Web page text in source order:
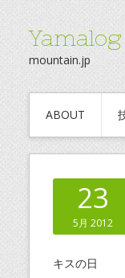
Yamalog
mountain.jp
ABOUT
23
5月 2012
キスの日